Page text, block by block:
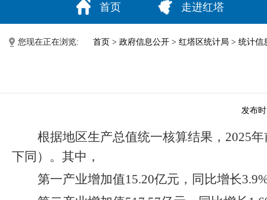
首页 走进红塔
您现在正在浏览: 首页 > 政府信息公开 > 红塔区统计局 > 统计信
发布
根据地区生产总值统一核算结果， 2025年
下同）。其中，
第一产业增加值15.20亿元，同比增长3.9